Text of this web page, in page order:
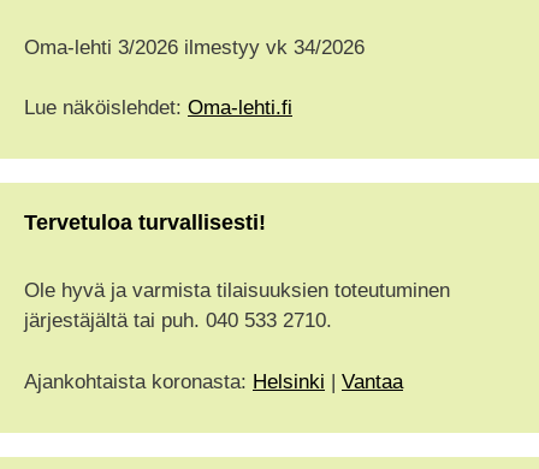
Oma-lehti 3/2026 ilmestyy vk 34/2026
Lue näköislehdet: Oma-lehti.fi
Tervetuloa turvallisesti!
Ole hyvä ja varmista tilaisuuksien toteutuminen
järjestäjältä tai puh. 040 533 2710.
Ajankohtaista koronasta: Helsinki | Vantaa